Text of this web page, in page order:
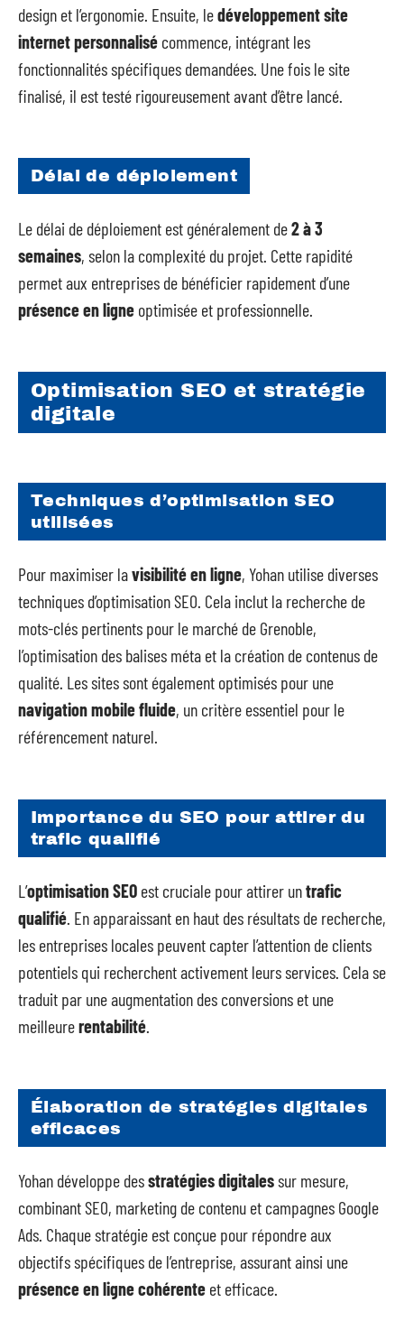
design et l’ergonomie. Ensuite, ledéveloppement site
internet personnalisé commence, intégrant les
fonctionnalités spécifiques demandées. Une fois le site
finalisé, il est testé rigoureusement avant d’être lancé.
Délai de déploiement
Le délai de déploiement est généralement de2 à 3
semaines, selon la complexité du projet. Cette rapidité
permet aux entreprises de bénéficier rapidement d’une
présence en ligne optimisée et professionnelle.
Optimisation SEO et stratégie
digitale
Techniques d’optimisation SEO
utilisées
Pour maximiser lavisibilité en ligne, Yohan utilise diverses
techniques d’optimisation SEO. Cela inclut la recherche de
mots-clés pertinents pour le marché de Grenoble,
l’optimisation des balises méta et la création de contenus de
qualité. Les sites sont également optimisés pour une
navigation mobile fluide, un critère essentiel pour le
référencement naturel.
Importance du SEO pour attirer du
trafic qualifié
L’optimisation SEO est cruciale pour attirer untrafic
qualifié. En apparaissant en haut des résultats de recherche,
les entreprises locales peuvent capter l’attention de clients
potentiels qui recherchent activement leurs services. Cela se
traduit par une augmentation des conversions et une
meilleurerentabilité.
Élaboration de stratégies digitales
efficaces
Yohan développe desstratégies digitalessur mesure,
combinant SEO, marketing de contenu et campagnes Google
Ads. Chaque stratégie est conçue pour répondre aux
objectifs spécifiques de l’entreprise, assurant ainsi une
présence en ligne cohérente et efficace.